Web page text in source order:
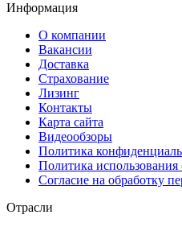
Информация
О компании
Вакансии
Доставка
Страхование
Лизинг
Контакты
Карта сайта
Видеообзоры
Политика
Политика использования
Согласие на обработку
Отрасли